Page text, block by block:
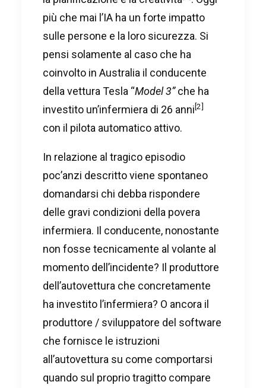
più che mai l’IA ha un forte impatto
sulle persone e la loro sicurezza. Si
pensi solamente al caso che ha
coinvolto in Australia il conducente
della vettura Tesla “Model 3”che ha
investito un’infermiera di 26 anni[2]
con il pilota automatico attivo.
In relazione al tragico episodio
poc’anzi descritto viene spontaneo
domandarsi chi debba rispondere
delle gravi condizioni della povera
infermiera. Il conducente, nonostante
non fosse tecnicamente al volante al
momento dell’incidente? Il produttore
dell’autovettura che concretamente
ha investito l’infermiera? O ancora il
produttore / sviluppatore del software
che fornisce le istruzioni
all’autovettura su come comportarsi
quando sul proprio tragitto compare